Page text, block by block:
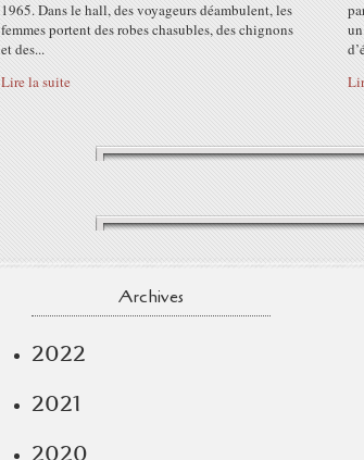
1965. Dans le hall, des voyageurs déambulent, les
femmes portent des robes chasubles, des chignons
et des...
Lire la suite
Archives
2022
2021
2020